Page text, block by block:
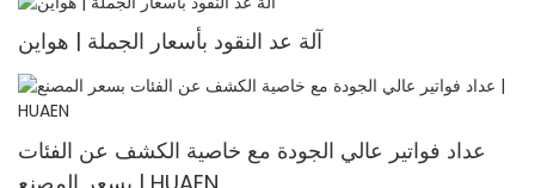
آلة عد النقود بأسعار الجملة | هواين
عداد فواتير عالي الجودة مع خاصية الكشف عن الفئات